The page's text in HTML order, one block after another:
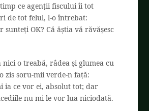
ce agenții fiscului îi tot
de tot felul, l-o întrebat:
sunteți OK? Că ăștia vă răvășesc
nici o treabă, râdea și glumea cu
zis soru-mii verde-n față:
ia ce vor ei, absolut tot; dar
nu mi le vor lua niciodată.